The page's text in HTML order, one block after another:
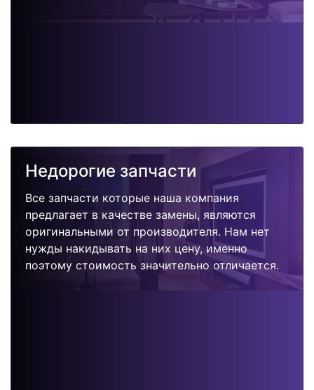
Недорогие запчасти
Все запчасти которые наша компания
предлагает в качестве замены, являются
оригинальными от производителя. Нам нет
нужды накидывать на них цену, именно
поэтому стоимость значительно отличается.